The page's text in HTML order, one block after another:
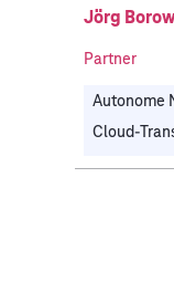
Jörg
Partner
Autonome
Cloud-